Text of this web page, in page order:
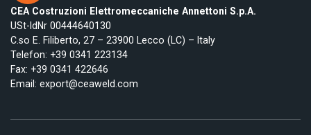
CEA Costruzioni Elettromeccaniche Annettoni S.p.A.
USt-IdNr 00444640130
C.so E. Filiberto, 27 – 23900 Lecco (LC) – Italy
Telefon: +39 0341 223134
Fax: +39 0341 422646
Email: export@ceaweld.com